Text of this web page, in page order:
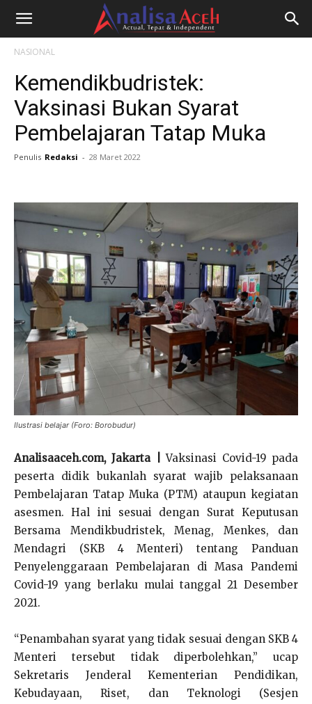
NASIONAL
Kemendikbudristek:
Vaksinasi Bukan Syarat
Pembelajaran Tatap Muka
Penulis Redaksi - 28 Maret 2022
Ilustrasi belajar (Foro: Borobudur)
Analisaaceh.com, Jakarta |
Vaksinasi Covid-19 pada
peserta didik bukanlah syarat wajib pelaksanaan
Pembelajaran Tatap Muka (PTM) ataupun kegiatan
asesmen. Hal ini sesuai dengan Surat Keputusan
Bersama Mendikbudristek, Menag, Menkes, dan
Mendagri (SKB 4 Menteri) tentang Panduan
Penyelenggaraan Pembelajaran di Masa Pandemi
Covid-19 yang berlaku mulai tanggal 21 Desember
2021.
“Penambahan syarat yang tidak sesuai dengan SKB 4
Menteri tersebut tidak diperbolehkan,” ucap
Sekretaris Jenderal Kementerian Pendidikan,
Kebudayaan, Riset, dan Teknologi (Sesjen